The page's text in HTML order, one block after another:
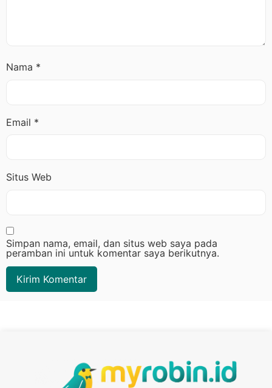
Nama *
Email *
Situs Web
Simpan nama, email, dan situs web saya pada
peramban ini untuk komentar saya berikutnya.